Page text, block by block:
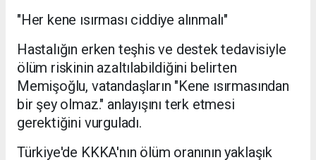
"Her kene ısırması ciddiye alınmalı"
Hastalığın erken teşhis ve destek tedavisiyle
ölüm riskinin azaltılabildiğini belirten
Memişoğlu, vatandaşların "Kene ısırmasından
bir şey olmaz." anlayışını terk etmesi
gerektiğini vurguladı.
Türkiye'de KKKA'nın ölüm oranının yaklaşık